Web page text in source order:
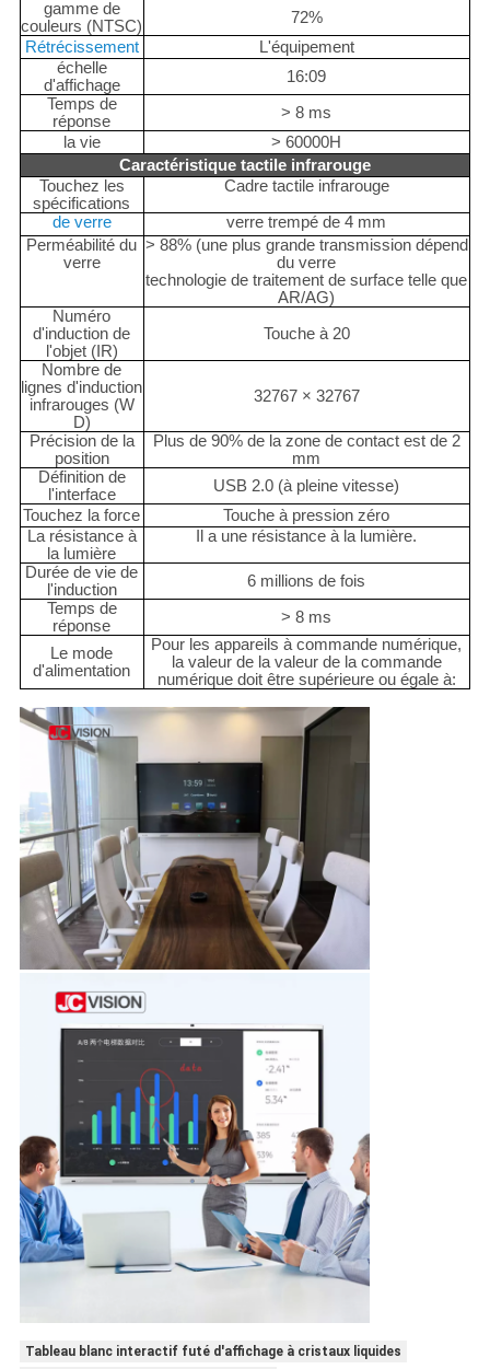
gamme de
couleurs (NTSC)
72%
Rétrécissement
L'équipement
échelle
d'affichage
16:09
Temps de
réponse
> 8 ms
la vie
> 60000H
Caractéristique tactile infrarouge
Touchez les
spécifications
Cadre tactile infrarouge
de verre
verre trempé de 4 mm
Perméabilité du
verre
> 88% (une plus grande transmission dépend
du verre
technologie de traitement de surface telle que
AR/AG)
Numéro
d'induction de
l'objet (IR)
Touche à 20
Nombre de
lignes d'induction
infrarouges (W
D)
32767 × 32767
Précision de la
position
Plus de 90% de la zone de contact est de 2
mm
Définition de
l'interface
USB 2.0 (à pleine vitesse)
Touchez la force
Touche à pression zéro
La résistance à
la lumière
Il a une résistance à la lumière.
Durée de vie de
l'induction
6 millions de fois
Temps de
réponse
> 8 ms
Le mode
d'alimentation
Pour les appareils à commande numérique,
la valeur de la valeur de la commande
numérique doit être supérieure ou égale à:
Tableau blanc interactif futé d'affichage à cristaux liquides